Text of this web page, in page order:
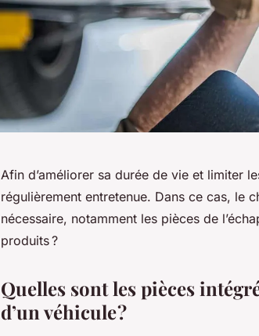
Afin d’améliorer sa durée de vie et limiter
régulièrement entretenue. Dans ce cas, le
nécessaire, notamment les pièces de
produits ?
Quelles sont les pièces
d’un véhicule ?